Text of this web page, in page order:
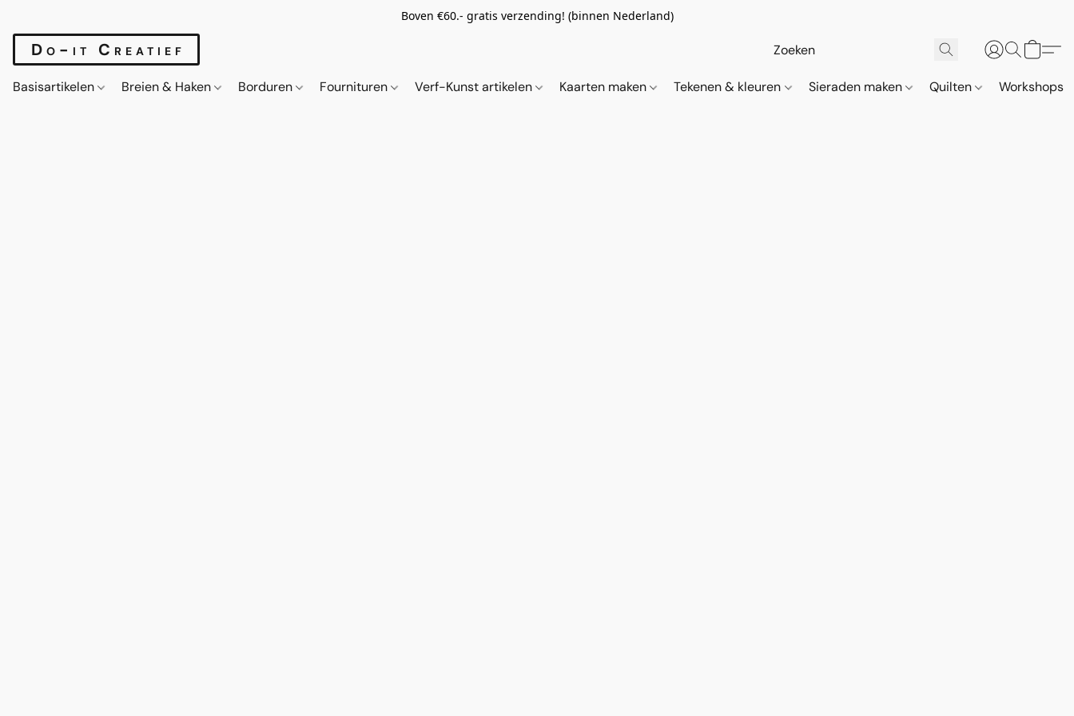
Boven €60.- gratis verzending! (binnen Nederland)
Do-it Creatief
Basisartikelen Breien & Haken Borduren Fournituren Verf-Kunst artikelen Kaarten maken Tekenen & kleuren Sieraden maken Quilten Workshops